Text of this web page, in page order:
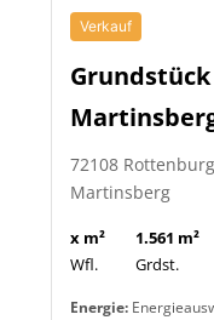
Verkauf
Grundstück
72108
Martinsberg
x m²
Wfl.
1.561 m²
Grdst.
Energie: